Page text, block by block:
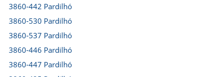
3860-442 Pardilhó
3860-530 Pardilhó
3860-537 Pardilhó
3860-446 Pardilhó
3860-447 Pardilhó